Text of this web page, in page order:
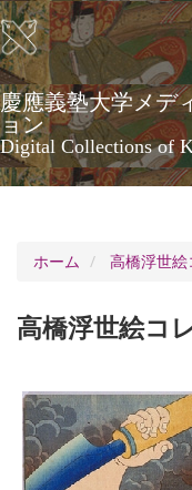
メ
イ
ン
コ
ン
テ
ン
ツ
に
慶應義塾大学メデ
ョン
Digital Collections of
ホーム
高橋浮世
高橋浮世絵コ